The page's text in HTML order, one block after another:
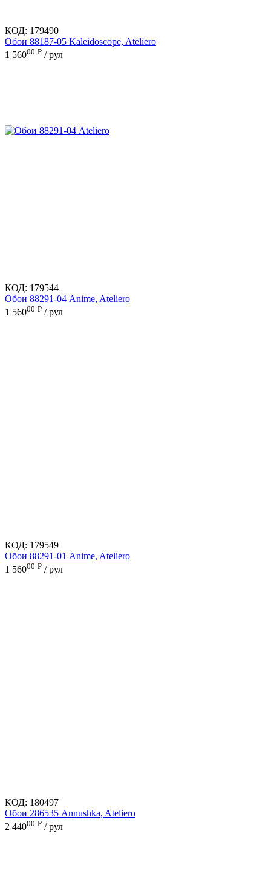
КОД: 179490
Обои 88187-05 Kaleidoscope, Ateliero
1 56000 Р / рул
КОД: 179544
Обои 88291-04 Anime, Ateliero
1 56000 Р / рул
КОД: 179549
Обои 88291-01 Anime, Ateliero
1 56000 Р / рул
КОД: 180497
Обои 286535 Annushka, Ateliero
2 44000 Р / рул